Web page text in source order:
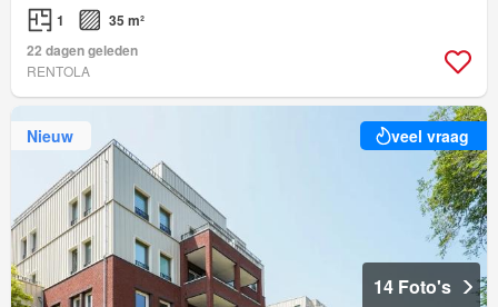
1
35 m²
22 dagen geleden
RENTOLA
Nieuw veel vraag
14 Foto's